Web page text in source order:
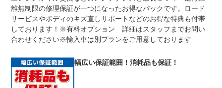
免責金
保証修理の対象となる場合は、お客様の費用負担は一切ご
ざいません。
保証修理
受付先
全国のネクステージで受付可能！ご遠方でネクステージに
持ち込めないお客様も保証修理はお受け頂けます。詳細
法定整備
整備付 法定12ヶ月または法定24ヶ月点検整備付
※車検なし・車検整備付の場合は法定24ヶ月点検整備付
※商用車は6ヶ月または12ヶ月点検整備付
離無制限の修理保証が一つになったお得なパックです。ロード
サービスやボディのキズ直しサポートなどのお得な特典も付帯
しております！※有料オプション 詳細はスタッフまでお問い
合わせください※輸入車は別プランをご用意しております
幅広い保証範囲！消耗品も保証！